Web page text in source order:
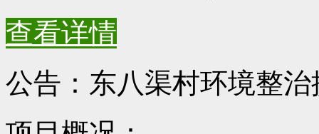
查看详情
公告：东八渠村环境整